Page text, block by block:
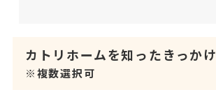
カトリホームを知ったきっかけ
※複数選択可